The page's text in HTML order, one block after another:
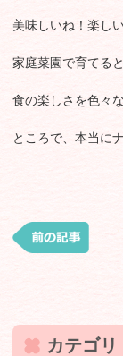
美味しいね！楽し
家庭菜園で育てる
食の楽しさを色々
ところで、本当に
カテゴリ